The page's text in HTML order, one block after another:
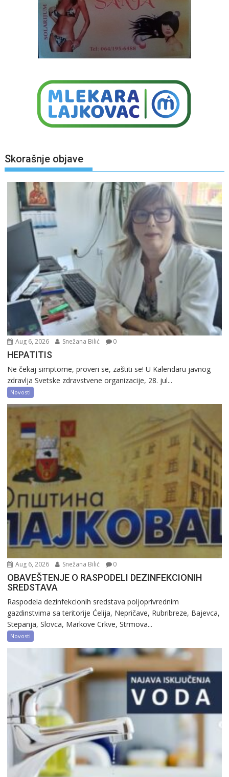
Skorašnje objave
Aug 6, 2026 Snežana Bilić 0
HEPATITIS
Ne čekaj simptome, proveri se, zaštiti se! U Kalendaru javnog
zdravlja Svetske zdravstvene organizacije, 28. jul...
Novosti
Aug 6, 2026 Snežana Bilić 0
OBAVEŠTENJE O RASPODELI DEZINFEKCIONIH
SREDSTAVA
Raspodela dezinfekcionih sredstava poljoprivrednim
gazdinstvima sa teritorije Ćelija, Nepričave, Rubribreze, Bajevca,
Stepanja, Slovca, Markove Crkve, Strmova...
Novosti